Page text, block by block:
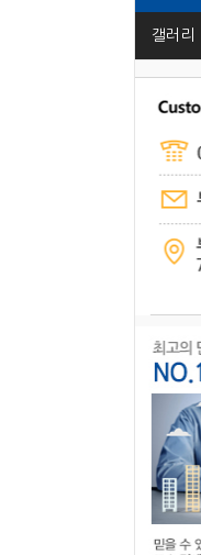
갤러리